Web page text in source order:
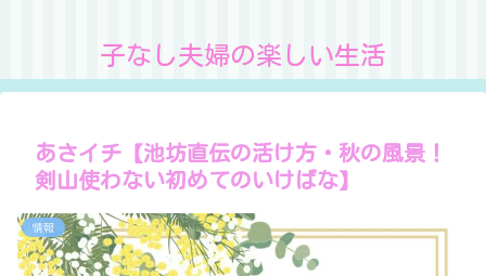
子なし夫婦の楽しい生活
あさイチ【池坊直伝の活け方・秋の風景！
剣山使わない初めてのいけばな】
情報